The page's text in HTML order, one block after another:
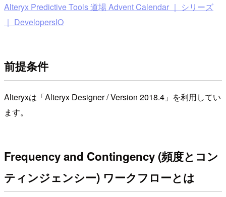
Alteryx Predictive Tools 道場 Advent Calendar ｜ シリーズ
｜ DevelopersIO
前提条件
Alteryxは「Alteryx Designer / Version 2018.4」を利用してい
ます。
Frequency and Contingency (頻度とコン
ティンジェンシー) ワークフローとは